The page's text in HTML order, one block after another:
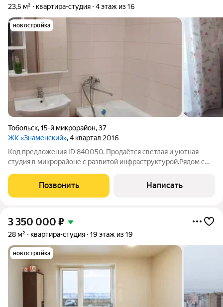
23,5 м² квартира-студия 4 этаж из 16
новостройка
Тобольск,15-й микрорайон,37
ЖК «Знаменский», 4 квартал 2016
Код предложения ID 840050. Продаётся светлая и уютная
студия в микрорайоне с развитой инфраструктурой.Рядом с
сад, школа, магазины, спортивные площадки, детские
площадки, спортзал, спортивный
Позвонить Написать
3 350 000 ₽
28 м² квартира-студия 19 этаж из 19
новостройка